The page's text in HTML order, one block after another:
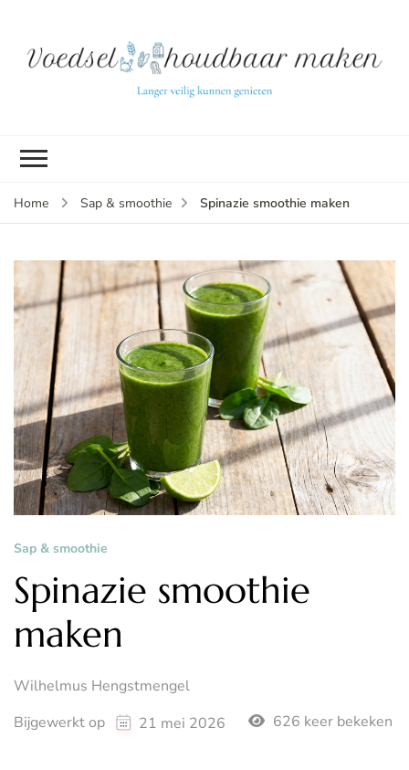
Home Sap & smoothie Spinazie smoothie maken
Sap & smoothie
Spinazie smoothie
maken
Wilhelmus Hengstmengel
Bijgewerkt op
21 mei 2026 626 keer bekeken